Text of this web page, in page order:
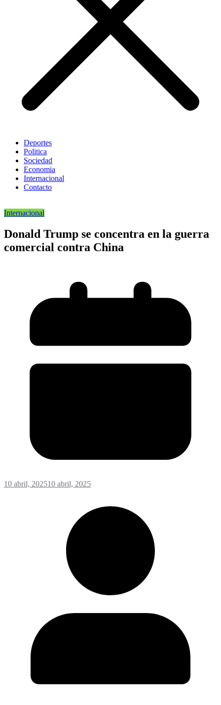
Deportes
Politica
Sociedad
Economia
Internacional
Contacto
Internacional
Donald Trump se concentra en la guerra
comercial contra China
10 abril, 202510 abril, 2025